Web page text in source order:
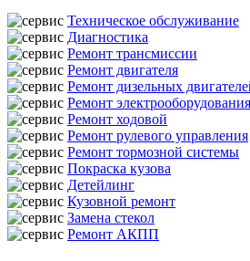
Техническое обслуживание
Диагностика
Ремонт трансмиссии
Ремонт двигателя
Ремонт дизельных
Ремонт электрооборудования
Ремонт ходовой
Ремонт рулевого управления
Ремонт тормозной системы
Покраска кузова
Детейлинг
Кузовной ремонт
Замена стекол
Ремонт АКПП